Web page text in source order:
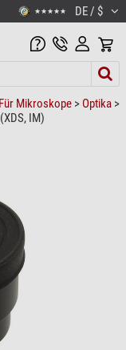
★★★★★ DE / $
Für Mikroskope > Optika >
IM)